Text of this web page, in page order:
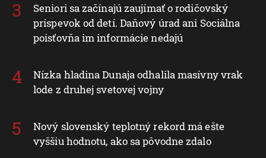
Seniori sa začínajú zaujímať o rodičovský
príspevok od detí. Daňový úrad ani Sociálna
poisťovňa im informácie nedajú
Nízka hladina Dunaja odhalila masívny vrak
lode z druhej svetovej vojny
Nový slovenský teplotný rekord má ešte
vyššiu hodnotu, ako sa pôvodne zdalo